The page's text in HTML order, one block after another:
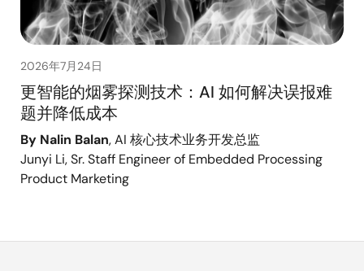
2026年7月24日
更智能的烟雾探测技术：AI 如何解决误报难
题并降低成本
By Nalin Balan, AI 核心技术业务开发总监
Junyi Li, Sr. Staff Engineer of Embedded Processing
Product Marketing